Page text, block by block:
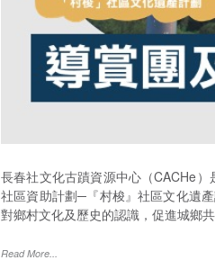
長春社文化古蹟資源中心（CACHe
社區資助計劃─『村梭』社區文化遺
對鄉村文化及歷史的認識，促進城鄉
Read More...